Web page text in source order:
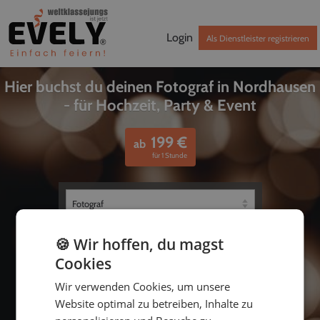
Login Als Dienstleister registrieren
Hier buchst du deinen Fotograf in Nordhausen
- für Hochzeit, Party & Event
ab 199€
für 1 Stunde
bis
🍪 Wir hoffen, du magst
Cookies
Wir verwenden Cookies, um unsere
Website optimal zu betreiben, Inhalte zu